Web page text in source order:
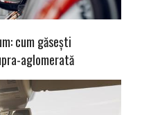
cum găsești
aglomerată